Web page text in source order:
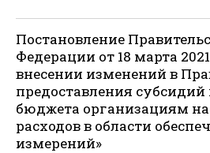
Постановление
Федерации от 18 марта
внесении изменений в
предоставления субсидий
бюджета организациям
расходов в области
измерений»